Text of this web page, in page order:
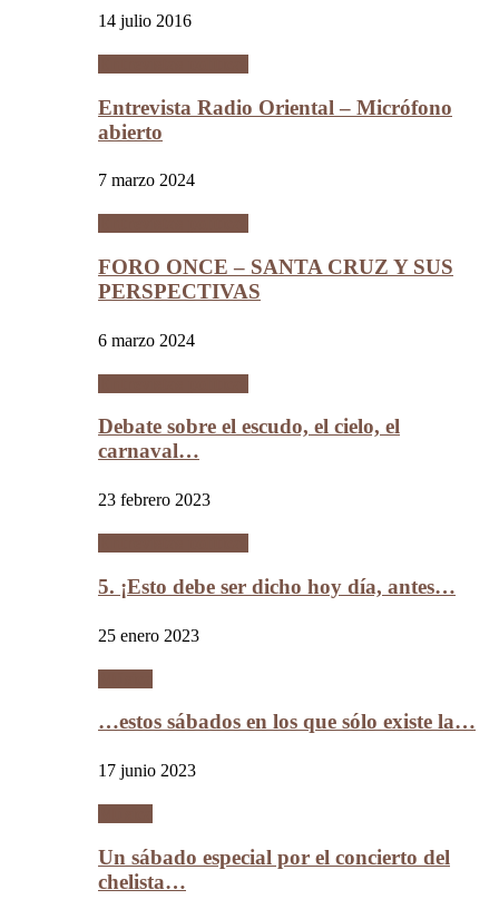
14 julio 2016
Entrevista Radio Oriental – Micrófono
abierto
7 marzo 2024
FORO ONCE – SANTA CRUZ Y SUS
PERSPECTIVAS
6 marzo 2024
Debate sobre el escudo, el cielo, el
carnaval…
23 febrero 2023
5. ¡Esto debe ser dicho hoy día, antes…
25 enero 2023
…estos sábados en los que sólo existe la…
17 junio 2023
Un sábado especial por el concierto del
chelista…